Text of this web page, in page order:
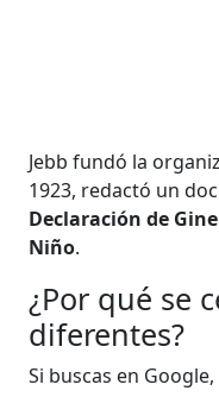
Jebb fundó la
1923, redactó un
Declaración de
Niño.
¿Por qué se
diferentes?
Si buscas en